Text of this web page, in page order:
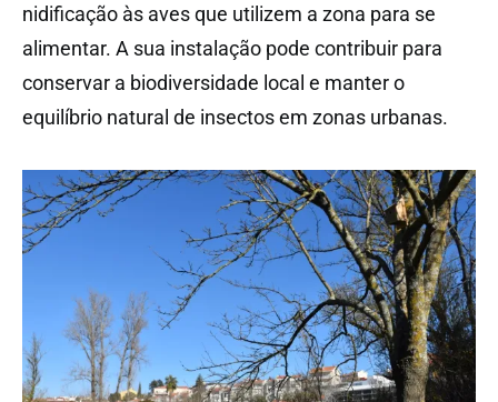
nidificação às aves que utilizem a zona para se
alimentar. A sua instalação pode contribuir para
conservar a biodiversidade local e manter o
equilíbrio natural de insectos em zonas urbanas.